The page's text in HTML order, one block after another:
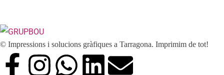
© Impressions i solucions gràfiques a Tarragona. Imprimim de tot!